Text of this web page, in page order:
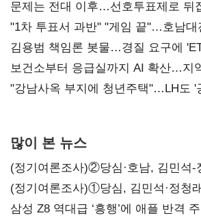
문제는 전대 이후…선호투표제로 뒤
불복'
"1차 투표서 과반" "게임 끝"…호남대
김용범 책임론 봇물…경질 요구에
보건소부터 응급실까지 AI 확산…지
"강남사옥 부지에 청년주택"…LH도 '
많이 본 뉴스
(정기여론조사)②당심·호남, 김민석-
(정기여론조사)①당심, 김민석·정청
지지도 '50% 아래로'(종합)
삼성 Z8 역대급 ‘흥행’에 애플 반격